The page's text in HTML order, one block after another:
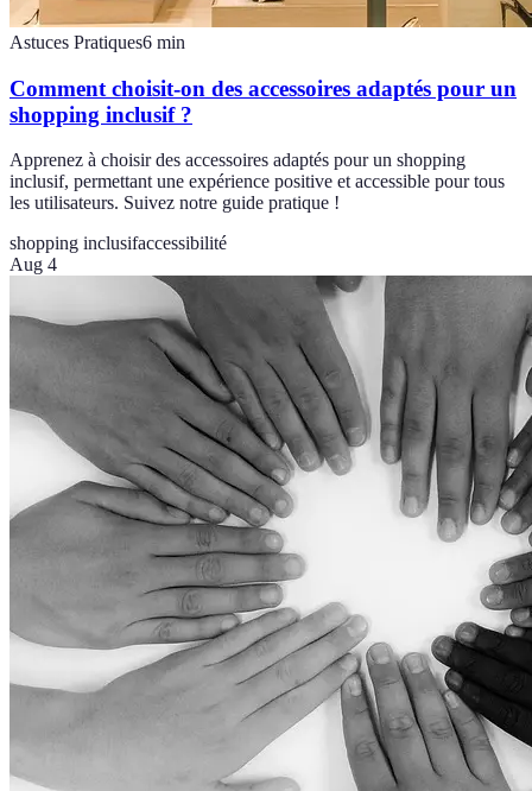
Astuces Pratiques6 min
Comment choisit-on des accessoires adaptés pour un
shopping inclusif ?
Apprenez à choisir des accessoires adaptés pour un shopping
inclusif, permettant une expérience positive et accessible pour tous
les utilisateurs. Suivez notre guide pratique !
shopping inclusifaccessibilité
Aug 4